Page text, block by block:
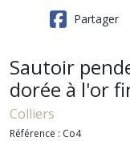
Partager
Sautoir
dorée à l'or
Colliers
Référence : Co4